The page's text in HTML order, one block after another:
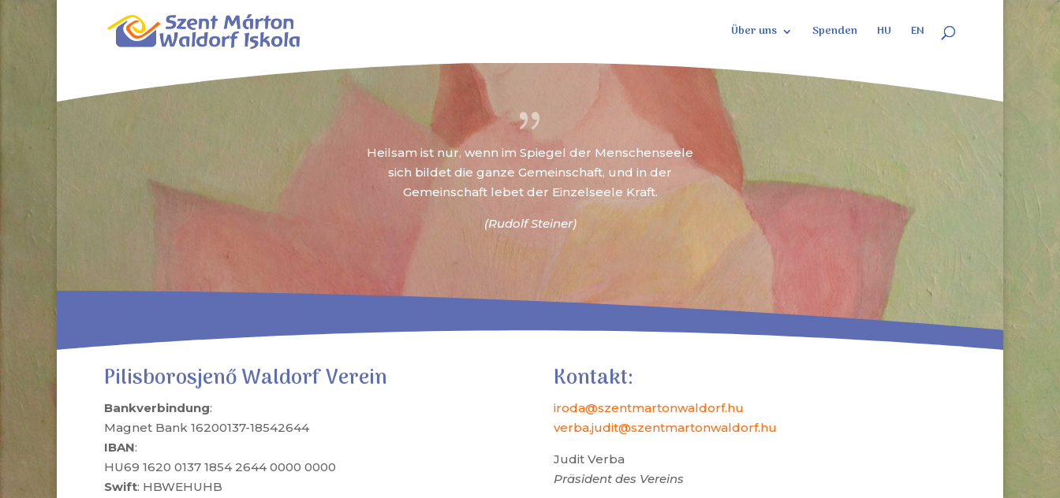
Über uns Spenden HU EN
{
Heilsam ist nur, wenn im Spiegel der Menschenseele
sich bildet die ganze Gemeinschaft, und in der
Gemeinschaft lebet der Einzelseele Kraft.
(Rudolf Steiner)
Pilisborosjenő Waldorf Verein
Bankverbindung:
Magnet Bank 16200137-18542644
IBAN:
HU69 1620 0137 1854 2644 0000 0000
Swift: HBWEHUHB
Kontakt:
iroda@szentmartonwaldorf.hu
verba.judit@szentmartonwaldorf.hu
Judit Verba
Präsident des Vereins